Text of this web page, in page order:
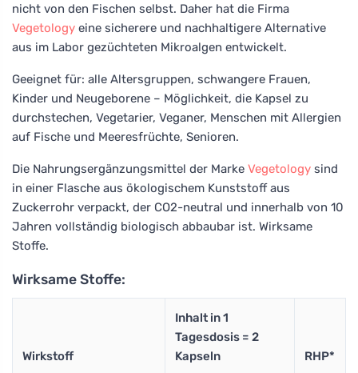
nicht von den Fischen selbst. Daher hat die Firma
Vegetology eine sicherere und nachhaltigere Alternative
aus im Labor gezüchteten Mikroalgen entwickelt.
Geeignet für: alle Altersgruppen, schwangere Frauen,
Kinder und Neugeborene – Möglichkeit, die Kapsel zu
durchstechen, Vegetarier, Veganer, Menschen mit Allergien
auf Fische und Meeresfrüchte, Senioren.
Die Nahrungsergänzungsmittel der Marke Vegetology sind
in einer Flasche aus ökologischem Kunststoff aus
Zuckerrohr verpackt, der CO2-neutral und innerhalb von 10
Jahren vollständig biologisch abbaubar ist. Wirksame
Stoffe.
Wirksame Stoffe:
Wirkstoff
Inhalt in 1
Tagesdosis = 2
Kapseln
RHP*